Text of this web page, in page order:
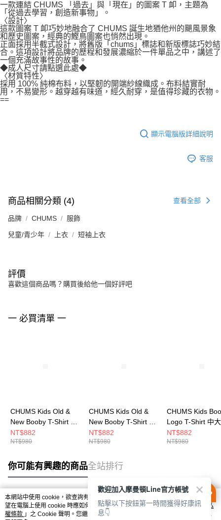
一款連結 CHUMS 「過去」與「現在」的圖案 T 卹，主題為
「從過去學習，創造新事物」。
〈設計〉
這款圖案 T 卹巧妙地融合了 CHUMS 誕生地猶他州的颶風景象
和歷史圖案，經典的鰹鳥圖案也悄然出現。
正面採用半截式設計，將舊版「chums」標誌和新版標誌巧妙結
合。這項設計將品牌的歷程和發展濃縮於一件單品之中，講述了
一個充滿故事性的故事。
◆成人尺寸請點選此處◆
〈材質特性〉
採用 100% 純棉布料，以堅韌的開端紗線織成。布料結實耐
用，不易變形。越穿越有味道，經久耐穿，是值得珍藏的衣物。
==
顯示電腦版詳細說明
客服
商品相關分類 (4) 查看全部
品牌 CHUMS 服飾
兒童/青少年 上衣 短袖上衣
評價
喜歡這個商品嗎？購買後給他一個好評吧
一 必買清單 一
CHUMS Kids Old &
New Booby T-Shirt 中
大童 短袖上衣 淺藍
CH211442A002
NT$882
NT$980
CHUMS Kids Old &
New Booby T-Shirt 中
大童 短袖上衣 Green
Crazy CH211442C086
NT$882
NT$980
CHUMS Kids
Logo T-Shirt 中
袖上衣 白/黑
CH211282W049
NT$882
NT$980
你可能有興趣的商品全站排行
熱門標籤
本網站中使用 cookie，欲查詢有關本網站使用 cookie 方式之詳情，及若您不希
望在電腦上使用 cookie 時應如何變更電腦的 cookie 設定，請參閱本網站「
隱私
權條款 」之 Cookie 聲明。您繼續使用本網站即表示您同意本公司得按本網站使
歡迎加入摩曼頓Line官方帳號
點擊以下按鈕第一時間獲得好康訊
息👇